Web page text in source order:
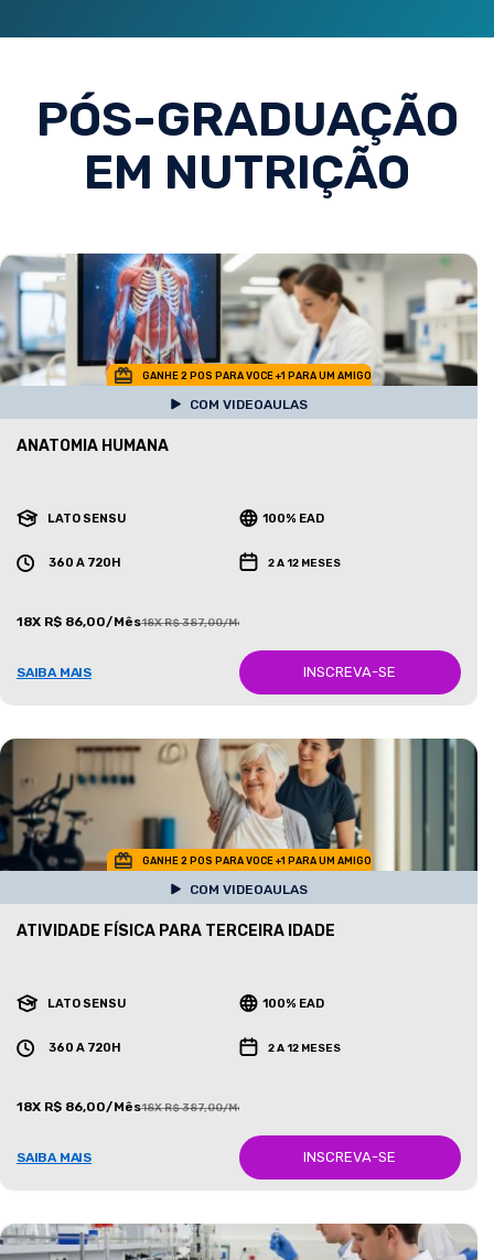
PÓS-GRADUAÇÃO
EM NUTRIÇÃO
GANHE 2 POS PARA VOCE +1 PARA UM AMIGO
COM VIDEOAULAS
ANATOMIA HUMANA
LATO SENSU 100% EAD
360 A 720H 2 A 12 MESES
18X R$ 86,00/Mês18X R$ 387,00/Mês
SAIBA MAIS INSCREVA-SE
GANHE 2 POS PARA VOCE +1 PARA UM AMIGO
COM VIDEOAULAS
ATIVIDADE FÍSICA PARA TERCEIRA IDADE
LATO SENSU 100% EAD
360 A 720H 2 A 12 MESES
18X R$ 86,00/Mês18X R$ 387,00/Mês
SAIBA MAIS INSCREVA-SE